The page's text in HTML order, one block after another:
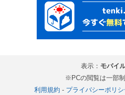
表示： モバイ
※PCの閲覧は一部
利用規約 - プライバシーポリシ